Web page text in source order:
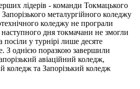
лідерів - команди Токмацького
металургійного коледжу
коледжу не програли
дня токмачани не змогли
посіли у турнірі лише десяте
З однією поразкою завершили
авіаційний коледж,
коледж та Запорізький коледж